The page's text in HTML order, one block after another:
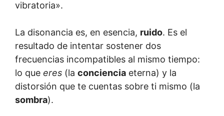
vibratoria».
La disonancia es, en esencia, ruido. Es el
resultado de intentar sostener dos
frecuencias incompatibles al mismo tiempo:
lo que eres (la conciencia eterna) y la
distorsión que te cuentas sobre ti mismo (la
sombra).